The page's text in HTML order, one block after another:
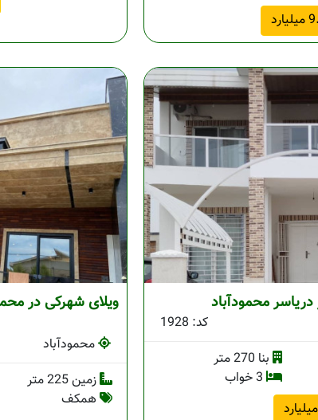
دریاسر محمودآباد
کد: 1928
بنا 270 متر
3 خواب
ویلای شهرکی در
محمودآباد
زمین 225 متر
همکف